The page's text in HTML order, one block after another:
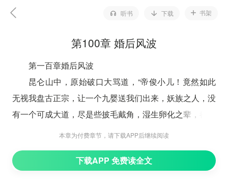
听书 下载 书架
第100章 婚后风波
第一百章婚后风波
昆仑山中，原始破口大骂道，“帝俊小儿！竟然如此
无视我盘古正宗，让一个九婴送我们出来，妖族之人，没
有一个可成大道，尽是些披毛戴角，湿生卵化之辈，都该
的妖族都算进去，却是反驳道，“二哥，这你就说错了，
本章为付费章节，请下载APP后继续阅读
下载APP 免费读全文